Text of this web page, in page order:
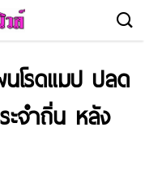
โรดแมป ปลด
ะจำถิ่น หลัง